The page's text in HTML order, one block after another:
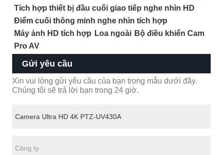
Tích hợp thiết bị đầu cuối giao tiếp nghe nhìn HD
Điểm cuối thông minh nghe nhìn tích hợp
Máy ảnh HD tích hợp Loa ngoài Bộ điều khiển Cam
Pro AV
Gửi yêu cầu
Xin vui lòng gửi yêu cầu của bạn trong mẫu dưới đây.
Chúng tôi sẽ trả lời bạn trong 24 giờ.